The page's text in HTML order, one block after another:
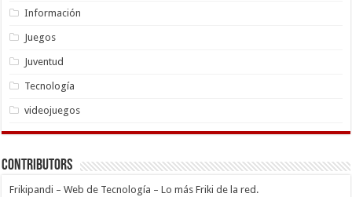
Información
Juegos
Juventud
Tecnología
videojuegos
Contributors
Frikipandi – Web de Tecnología – Lo más Friki de la red.